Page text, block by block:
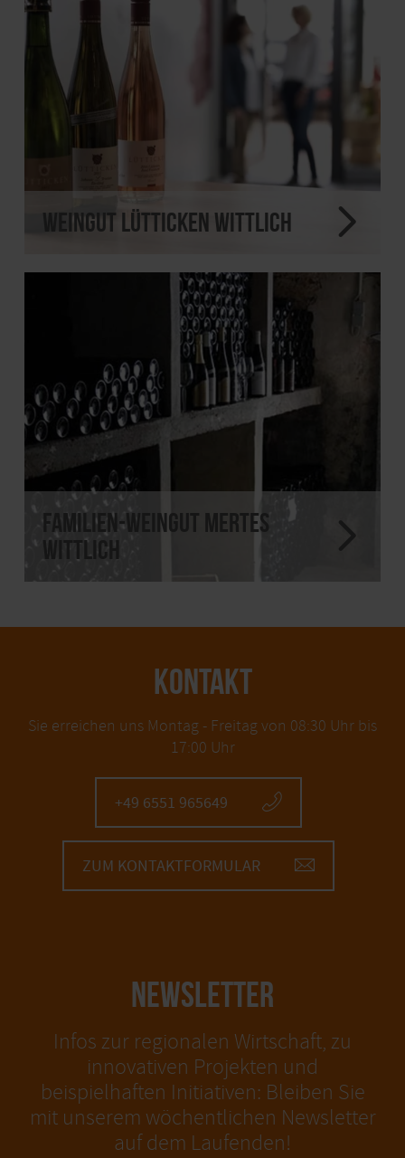
Weingut Lütticken Wittlich
Familien-Weingut Mertes
Wittlich
KONTAKT
Sie erreichen uns Montag - Freitag von 08:30 Uhr bis
17:00 Uhr
+49 6551 965649
ZUM KONTAKTFORMULAR
NEWSLETTER
Infos zur regionalen Wirtschaft, zu
innovativen Projekten und
beispielhaften Initiativen: Bleiben Sie
mit unserem wöchentlichen Newsletter
auf dem Laufenden!